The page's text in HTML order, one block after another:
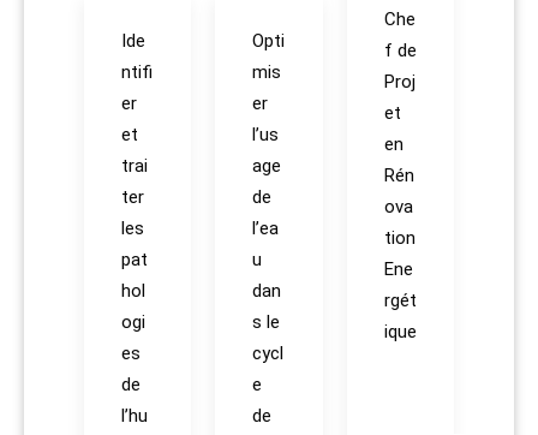
Ide
ntifi
er
et
trai
ter
les
pat
hol
ogi
es
de
l’hu
Opti
mis
er
l’us
age
de
l’ea
u
dan
s le
cycl
e
de
Che
f de
Proj
et
en
Rén
ova
tion
Ene
rgét
ique